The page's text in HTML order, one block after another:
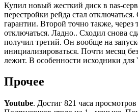
Купил новый жесткий диск в nas-
перестройки рейда стал
гарантии. Второй точно также, через
отключаться. Ладно.. Сходил снова
получил третий. Он вообще на
инициализироваться. Почти месяц
лежит. В особенности исходники для
Прочее
Youtube. Достиг 821 часа